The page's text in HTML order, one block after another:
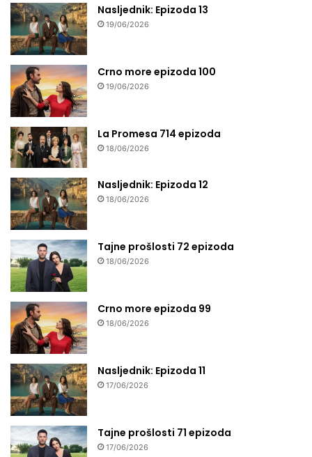
Nasljednik: Epizoda 13
19/06/2026
Crno more epizoda 100
19/06/2026
La Promesa 714 epizoda
18/06/2026
Nasljednik: Epizoda 12
18/06/2026
Tajne prošlosti 72 epizoda
18/06/2026
Crno more epizoda 99
18/06/2026
Nasljednik: Epizoda 11
17/06/2026
Tajne prošlosti 71 epizoda
17/06/2026